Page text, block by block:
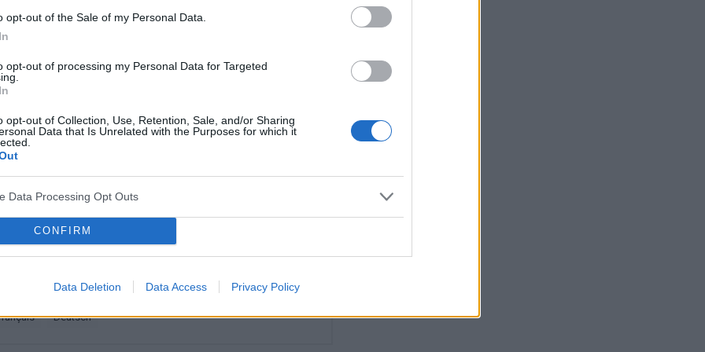
opt-out of the Sale of my Personal Data.
opt-out of processing my Personal Data for Targeted
opt-out of Collection, Use, Retention, Sale, and/or Sharing
Data that Is Unrelated with the Purposes for which it
Data Processing Opt Outs
CONFIRM
Data Deletion Data Access Privacy Policy
pacjentów zsilnie nasilonymi objawami
w wypadku leczenia chorych z psychozami
okazują się nieskuteczne.
Udostępnij go na Facebooku?
français deutsch